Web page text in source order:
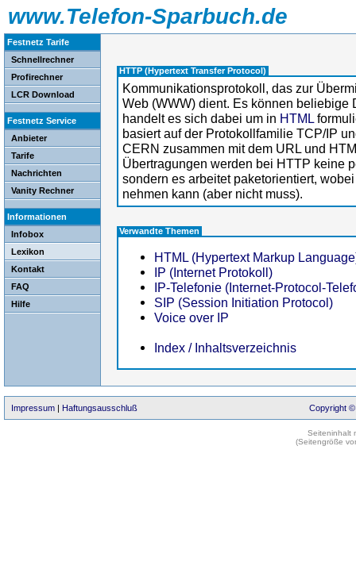
www.Telefon-Sparbuch.de
Festnetz Tarife
Schnellrechner
Profirechner
LCR Download
Festnetz Service
Anbieter
Tarife
Nachrichten
Vanity Rechner
Informationen
Infobox
Lexikon
Kontakt
FAQ
Hilfe
HTTP (Hypertext Transfer Protocol)
Kommunikationsprotokoll, das zur
Web (WWW) dient. Es können
handelt es sich dabei um in HTML
basiert auf der Protokollfamilie TCP/IP
CERN zusammen mit dem URL und
Übertragungen werden bei HTTP keine
sondern es arbeitet paketorientiert,
nehmen kann (aber nicht muss).
Verwandte Themen
HTML (Hypertext Markup
IP (Internet Protokoll)
IP-Telefonie (Internet-Protocol-
SIP (Session Initiation Protocol)
Voice over IP
Index / Inhaltsverzeichnis
Impressum | Haftungsausschluß Copyright ©
Seiteninhalt
(Seitengröße